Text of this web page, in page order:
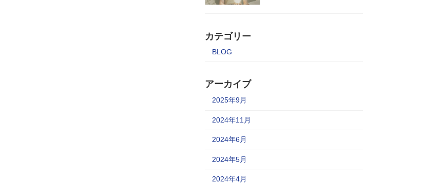
カテゴリー
BLOG
アーカイブ
2025年9月
2024年11月
2024年6月
2024年5月
2024年4月